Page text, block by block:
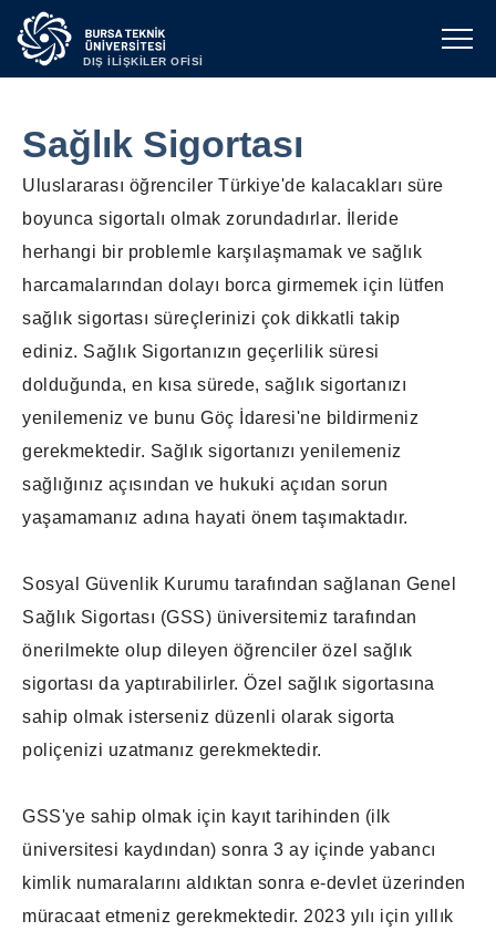
DIŞ İLİŞKİLER OFİSİ
Sağlık Sigortası
Uluslararası öğrenciler Türkiye'de kalacakları süre
boyunca sigortalı olmak zorundadırlar. İleride
herhangi bir problemle karşılaşmamak ve sağlık
harcamalarından dolayı borca girmemek için lütfen
sağlık sigortası süreçlerinizi çok dikkatli takip
ediniz. Sağlık Sigortanızın geçerlilik süresi
dolduğunda, en kısa sürede, sağlık sigortanızı
yenilemeniz ve bunu Göç İdaresi'ne bildirmeniz
gerekmektedir. Sağlık sigortanızı yenilemeniz
sağlığınız açısından ve hukuki açıdan sorun
yaşamamanız adına hayati önem taşımaktadır.
Sosyal Güvenlik Kurumu tarafından sağlanan Genel
Sağlık Sigortası (GSS) üniversitemiz tarafından
önerilmekte olup dileyen öğrenciler özel sağlık
sigortası da yaptırabilirler. Özel sağlık sigortasına
sahip olmak isterseniz düzenli olarak sigorta
poliçenizi uzatmanız gerekmektedir.
GSS'ye sahip olmak için kayıt tarihinden (ilk
üniversitesi kaydından) sonra 3 ay içinde yabancı
kimlik numaralarını aldıktan sonra e-devlet üzerinden
müracaat etmeniz gerekmektedir. 2023 yılı için yıllık